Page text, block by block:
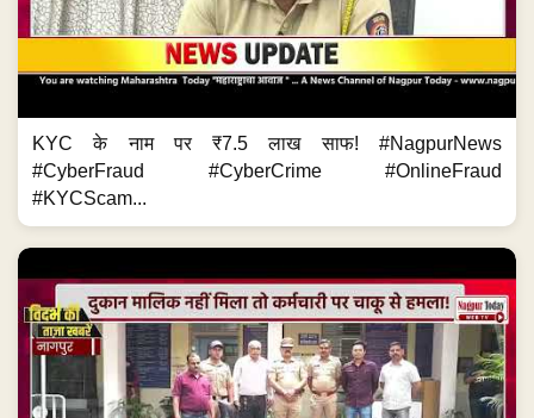
KYC के नाम पर ₹7.5 लाख साफ! #NagpurNews
#CyberFraud #CyberCrime #OnlineFraud
#KYCScam...